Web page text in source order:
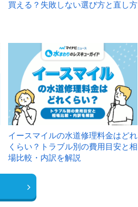
買える？失敗しない選び方と直し方
イースマイルの水道修理料金はどれ
くらい？トラブル別の費用目安と相
場比較・内訳を解説